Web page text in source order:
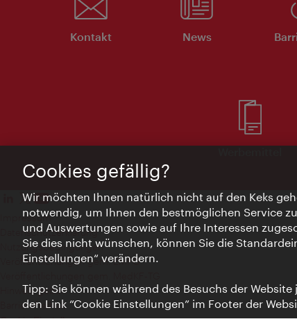
Kontakt News
Impressum
Datenschutzerklärung
Nutzungsbedingungen
Veröffentlichungen gem. EMFG
Hinweis geben
Barrierefreiheit
Cookie Einstellungen
Cookies gefällig?
Wir möchten Ihnen natürlich nicht auf den Keks
notwendig, um Ihnen den bestmöglichen Service
und Auswertungen sowie auf Ihre Interessen
Sie dies nicht wünschen, können Sie die
Einstellungen“ verändern.
Tipp: Sie können während des Besuchs der
den Link “Cookie Einstellungen” im Footer der